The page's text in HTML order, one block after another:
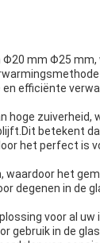
mm Φ25 mm,
efficiënte
hoge zuiverheid,
betekent
het perfect is
waardoor het
degenen in de
voor al uw
gebruik in de